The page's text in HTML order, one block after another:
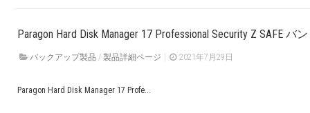
Paragon Hard Disk Manager 17 Professional Security Z SAFE バ
バックアップ製品 / 製品詳細ページ 2021年7月29日
Paragon Hard Disk Manager 17 Profe...